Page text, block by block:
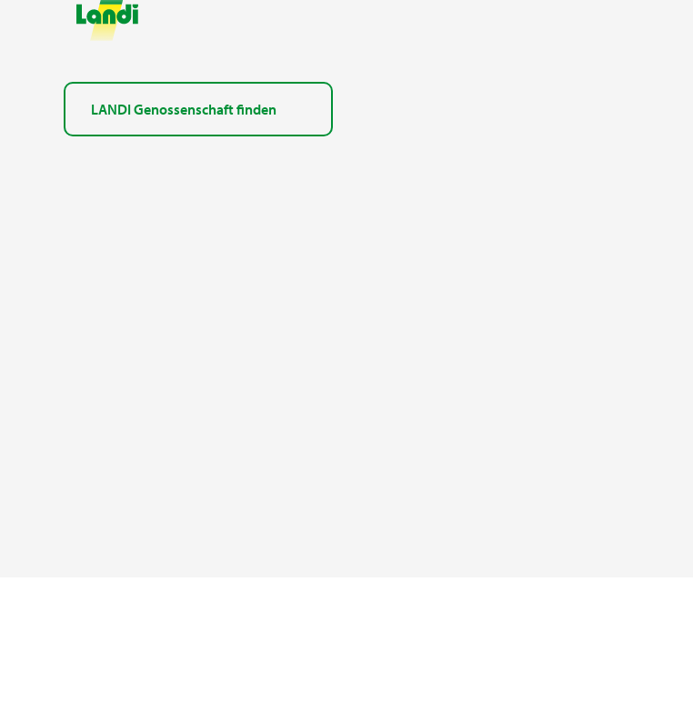
LANDI Genossenschaft finden